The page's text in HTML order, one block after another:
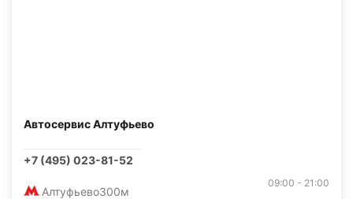
Автосервис Алтуфьево
+7 (495) 023-81-52
Алтуфьево300м
09:00 - 21:00